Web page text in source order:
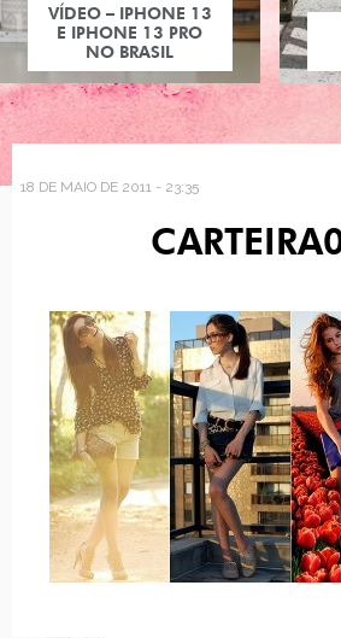
VÍDEO – IPHONE 13
E IPHONE 13 PRO
NO BRASIL
18 DE MAIO DE 2011 - 23:35